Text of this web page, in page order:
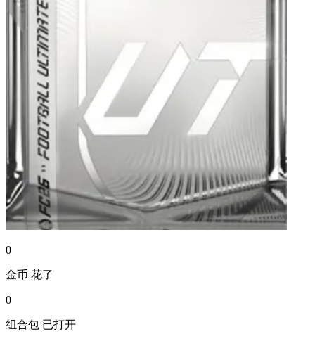
0
金币 花了
0
组合包 已打开